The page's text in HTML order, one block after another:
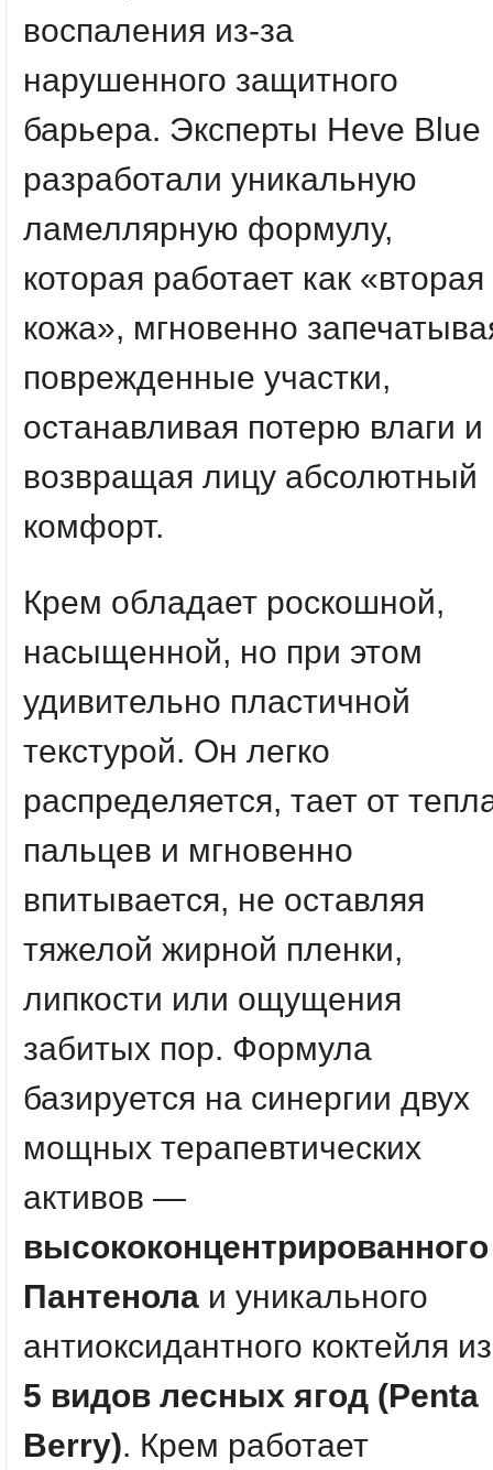
воспаления из-за
нарушенного защитного
барьера. Эксперты Heve Blue
разработали уникальную
ламеллярную формулу,
которая работает как «вторая
кожа», мгновенно
поврежденные участки,
останавливая потерю влаги и
возвращая лицу абсолютный
комфорт.
Крем обладает роскошной,
насыщенной, но при этом
удивительно пластичной
текстурой. Он легко
распределяется, тает от
пальцев и мгновенно
впитывается, не оставляя
тяжелой жирной пленки,
липкости или ощущения
забитых пор. Формула
базируется на синергии двух
мощных терапевтических
активов —
высококонцентрированного
Пантенола и уникального
антиоксидантного коктейля из
5 видов лесных ягод (Penta
Berry). Крем работает